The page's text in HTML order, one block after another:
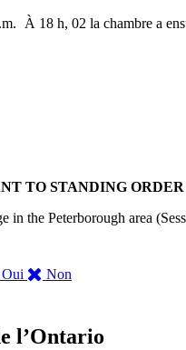
À 18 h, 02 la chambre a
TO STANDING ORDER
in the Peterborough area
Oui ,
été
Non
m’a
l’Ontario